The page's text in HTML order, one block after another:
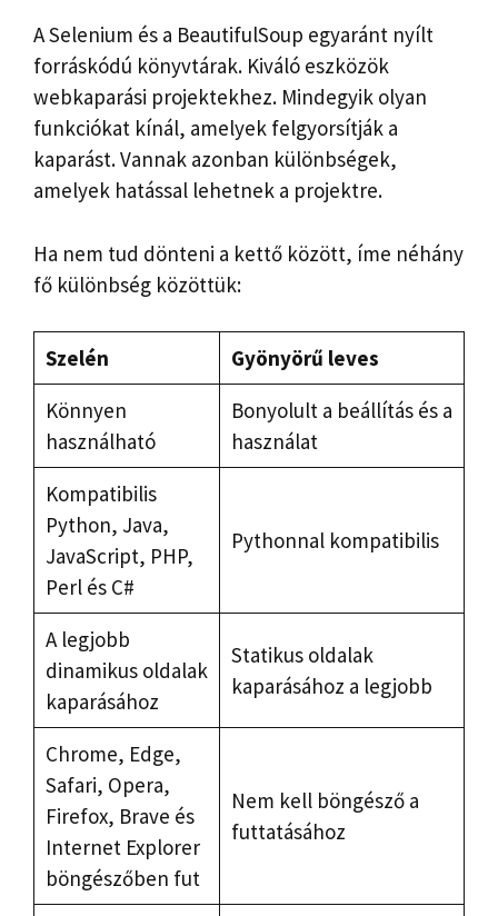
A Selenium és a BeautifulSoup egyaránt nyílt
forráskódú könyvtárak. Kiváló eszközök
webkaparási projektekhez. Mindegyik olyan
funkciókat kínál, amelyek felgyorsítják a
kaparást. Vannak azonban különbségek,
amelyek hatással lehetnek a projektre.
Ha nem tud dönteni a kettő között, íme néhány
fő különbség közöttük:
Szelén
Gyönyörű leves
Könnyen
használható
Bonyolult a beállítás és a
használat
Kompatibilis
Python, Java,
JavaScript, PHP,
Perl és C#
Pythonnal kompatibilis
A legjobb
dinamikus oldalak
kaparásához
Statikus oldalak
kaparásához a legjobb
Chrome, Edge,
Safari, Opera,
Firefox, Brave és
Internet Explorer
böngészőben fut
Nem kell böngésző a
futtatásához